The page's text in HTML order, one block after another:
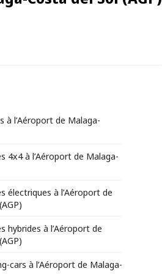
à l’Aéroport de Malaga-
4x4 à l’Aéroport de Malaga-
électriques à l’Aéroport de
hybrides à l’Aéroport de
cars à l’Aéroport de Malaga-